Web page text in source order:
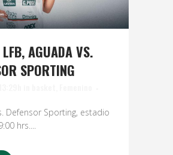
LFB, AGUADA VS.
SPORTING
Defensor Sporting, estadio
hrs....